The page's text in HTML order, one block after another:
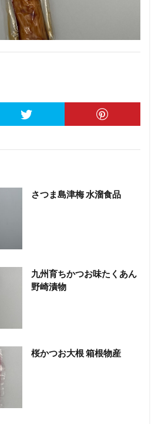
さつま島津梅 水溜食品
九州育ちかつお味たくあん
野崎漬物
桜かつお大根 箱根物産